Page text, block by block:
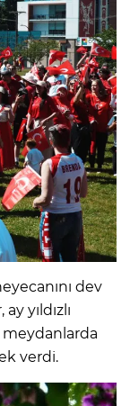
dev
yıldızlı
verdi.